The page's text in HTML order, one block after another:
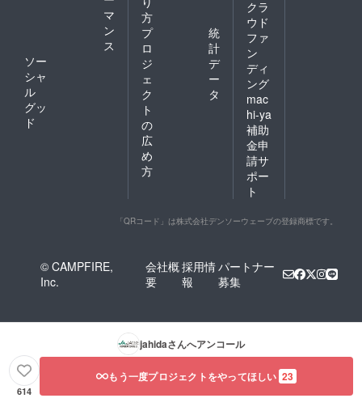
マ
ン
ス
ソー
シャ
ル
グッ
ド
方
プ
ロ
ジ
ェ
ク
ト
の
広
め
方
統
計
デ
ー
タ
クラ
ウド
ファ
ン
ディ
ング
mac
hi-ya
補助
金申
請サ
ポー
ト
「QRコード」は株式会社デンソーウェーブの登録商標です。
© CAMPFIRE,
Inc.
会社概
要
採用情
報
パートナー
募集
jahidaさんへアンコール
614
もう一度プロジェクトをやってほしい 23